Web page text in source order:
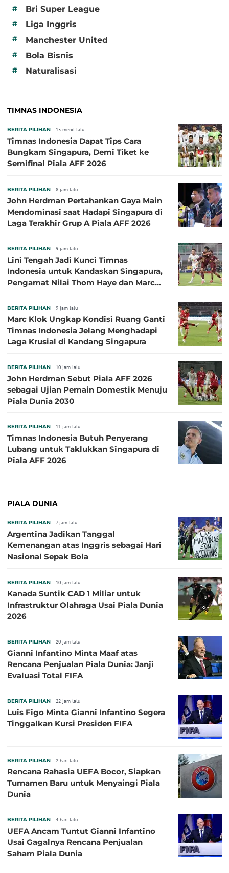
# Bri Super League
# Liga Inggris
# Manchester United
# Bola Bisnis
# Naturalisasi
TIMNAS INDONESIA
BERITA PILIHAN 15 menit lalu
Timnas Indonesia Dapat Tips Cara
Bungkam Singapura, Demi Tiket ke
Semifinal Piala AFF 2026
BERITA PILIHAN 8 jam lalu
John Herdman Pertahankan Gaya Main
Mendominasi saat Hadapi Singapura di
Laga Terakhir Grup A Piala AFF 2026
BERITA PILIHAN 9 jam lalu
Lini Tengah Jadi Kunci Timnas
Indonesia untuk Kandaskan Singapura,
Pengamat Nilai Thom Haye dan Marc
BERITA PILIHAN 9 jam lalu
Marc Klok Ungkap Kondisi Ruang Ganti
Timnas Indonesia Jelang Menghadapi
Laga Krusial di Kandang Singapura
BERITA PILIHAN 10 jam lalu
John Herdman Sebut Piala AFF 2026
sebagai Ujian Pemain Domestik Menuju
Piala Dunia 2030
BERITA PILIHAN 11 jam lalu
Timnas Indonesia Butuh Penyerang
Lubang untuk Taklukkan Singapura di
Piala AFF 2026
PIALA DUNIA
BERITA PILIHAN 7 jam lalu
Argentina Jadikan Tanggal
Kemenangan atas Inggris sebagai Hari
Nasional Sepak Bola
BERITA PILIHAN 10 jam lalu
Kanada Suntik CAD 1 Miliar untuk
Infrastruktur Olahraga Usai Piala Dunia
2026
BERITA PILIHAN 20 jam lalu
Gianni Infantino Minta Maaf atas
Rencana Penjualan Piala Dunia: Janji
Evaluasi Total FIFA
BERITA PILIHAN 22 jam lalu
Luis Figo Minta Gianni Infantino Segera
Tinggalkan Kursi Presiden FIFA
BERITA PILIHAN 2 hari lalu
Rencana Rahasia UEFA Bocor, Siapkan
Turnamen Baru untuk Menyaingi Piala
Dunia
BERITA PILIHAN 4 hari lalu
UEFA Ancam Tuntut Gianni Infantino
Usai Gagalnya Rencana Penjualan
Saham Piala Dunia